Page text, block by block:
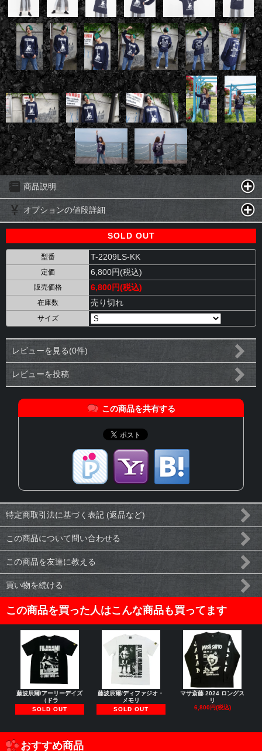
商品説明
オプションの値段詳細
SOLD OUT
型番 T-2209LS-KK
定価 6,800円(税込)
販売価格 6,800円(税込)
在庫数 売り切れ
サイズ
レビューを見る(0件)
レビューを投稿
この商品を共有する
特定商取引法に基づく表記 (返品など)
この商品について問い合わせる
この商品を友達に教える
買い物を続ける
この商品を買った人はこんな商品も買ってます
藤波辰爾/アーリーデイズ
（ドラ
SOLD OUT
藤波辰爾/ディファジオ・
メモリ
SOLD OUT
マサ斎藤 2024 ロングス
リ
6,800円(税込)
おすすめ商品